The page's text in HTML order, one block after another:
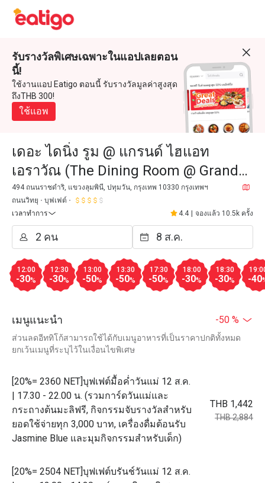
รับรางวัลพิเศษเฉพาะในแอปเลยตอน
นี้!
ใช้งานแอป Eatigo ตอนนี้ รับรางวัลมูลค่าสูงสุด
ถึงTHB 300!
ใช้แอพ
เดอะ ไดนิ่ง รูม @ แกรนด์ ไฮแอท
เอราวัณ (The Dining Room @ Grand
Hyatt Erawan)
494 ถนนราชดำริ, แขวงลุมพินี, ปทุมวัน, กรุงเทพ 10330 กรุงเทพฯ
ถนนวิทยุ
บุฟเฟต์
เวลาทำการ
4.4 จองแล้ว 10.5k ครั้ง
12:00
-30%
12:30
-30%
13:00
-50%
13:30
-50%
17:30
-50%
18:00
-30%
18:30
-30% -40
เมนูแนะนำ -50 %
ส่วนลดอีททิโก้สามารถใช้ได้กับเมนูอาหารที่เป็นราคาปกติทั้งหมด
ยกเว้นเมนูที่ระบุไว้ในเงื่อนไขพิเศษ
[20%= 2360 NET]บุฟเฟต์มื้อค่ำวันแม่ 12 ส.ค.
| 17.30 - 22.00 น. (รวมการ์ดวันแม่และ
กระถางต้นมะลิฟรี, กิจกรรมจับรางวัลสำหรับ
ยอดใช้จ่ายทุก 3,000 บาท, เครื่องดื่มต้อนรับ
Jasmine Blue และมุมกิจกรรมสำหรับเด็ก)
THB 1,442
THB 2,884
[20%= 2504 NET]บุฟเฟต์บรันช์วันแม่ 12 ส.ค.